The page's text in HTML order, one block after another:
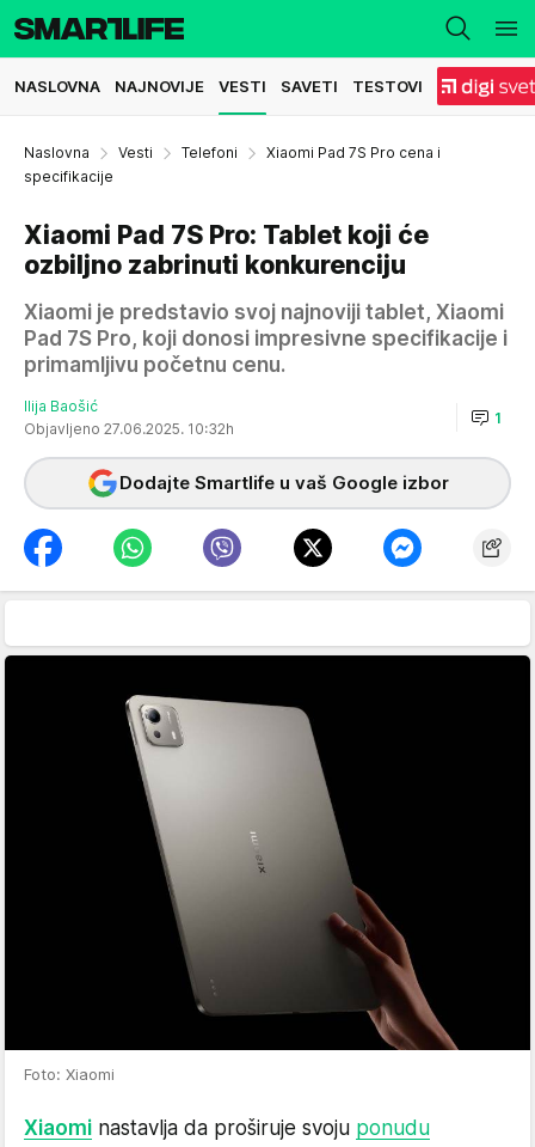
NASLOVNA NAJNOVIJE VESTI SAVETI TESTOVI
Naslovna Vesti Telefoni
Xiaomi Pad 7S Pro cena i
specifikacije
Xiaomi Pad 7S Pro: Tablet koji će
ozbiljno zabrinuti konkurenciju
Xiaomi je predstavio svoj najnoviji tablet, Xiaomi
Pad 7S Pro, koji donosi impresivne specifikacije i
primamljivu početnu cenu.
Ilija Baošić
Objavljeno 27.06.2025. 10:32h
1
Dodajte Smartlife u vaš Google izbor
Foto: Xiaomi
Xiaomi nastavlja da proširuje svoju ponudu